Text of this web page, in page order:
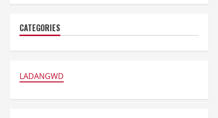
CATEGORIES
LADANGWD